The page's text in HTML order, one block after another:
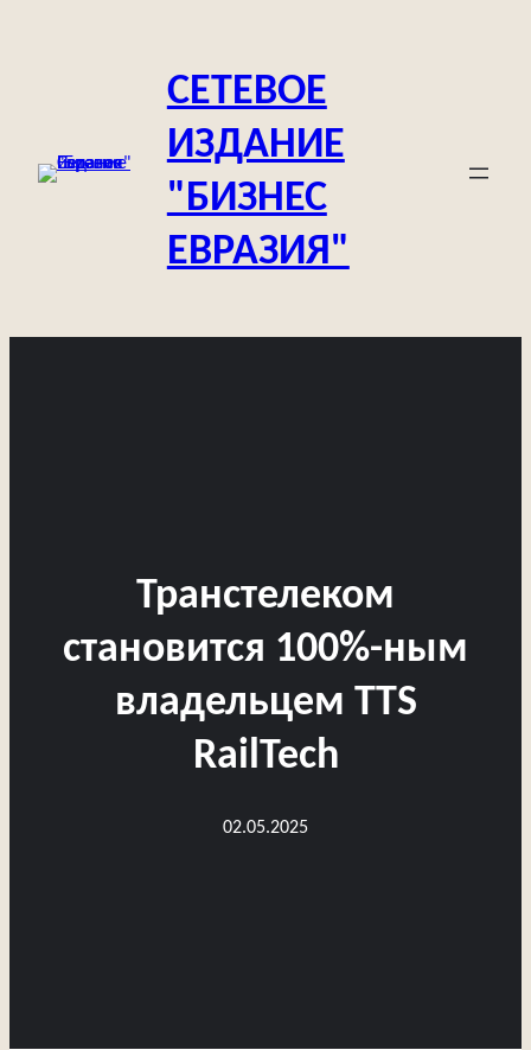
СЕТЕВОЕ
ИЗДАНИЕ
"БИЗНЕС
ЕВРАЗИЯ"
Транстелеком
становится 100%-ным
владельцем TTS
RailTech
02.05.2025